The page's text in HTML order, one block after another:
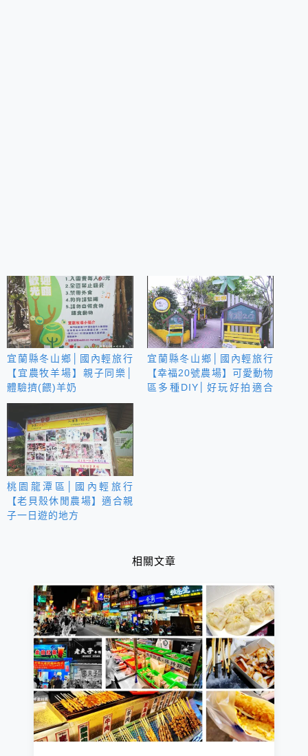
宜蘭縣冬山鄉│國內輕旅行
【宜農牧羊場】親子同樂│
體驗擠(餵)羊奶
宜蘭縣冬山鄉│國內輕旅行
【幸福20號農場】可愛動物
區多種DIY│好玩好拍適合
桃園龍潭區│國內輕旅行
【老貝殼休閒農場】適合親
子一日遊的地方
相關文章